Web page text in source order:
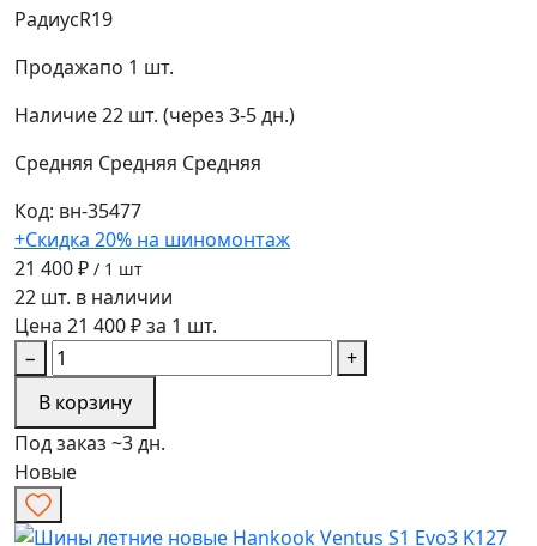
РадиусR19
Продажапо 1 шт.
Наличие22 шт. (через 3-5 дн.)
Средняя Средняя Средняя
Код: вн-35477
+Скидка 20% на шиномонтаж
21 400 ₽ / 1 шт
22 шт. в наличии
Цена 21 400 ₽ за 1 шт.
−
+
В корзину
Под заказ ~3 дн.
Новые